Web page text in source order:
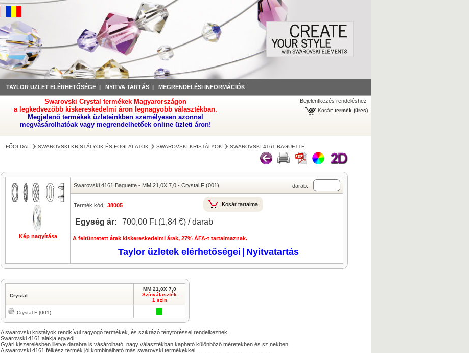
TAYLOR ÜZLET ELÉRHETŐSÉGE | NYITVA TARTÁS | MEGRENDELÉSI INFORMÁCIÓK
Swarovski Crystal termékek Magyarországon
a legkedvezőbb kiskereskedelmi áron legnagyobb választékban.
Megjelenő termékek üzleteinkben személyesen azonnal
megvásárolhatóak vagy megrendelhetőek online üzleti áron!
Bejelentkezés rendeléshez
Kosár: termék (üres)
FŐOLDAL SWAROVSKI KRISTÁLYOK ÉS FOGLALATOK SWAROVSKI KRISTÁLYOK SWAROVSKI 4161 BAGUETTE
Kép nagyítása
Swarovski 4161 Baguette - MM 21,0X 7,0 - Crystal F (001) darab:
Termék kód: 38005 Kosár tartalma
Egység ár: 700,00 Ft‎ (1,84 €) / darab
A feltüntetett árak kiskereskedelmi árak, 27% ÁFA-t tartalmaznak.
Taylor üzletek elérhetőségei Nyitvatartás
Crystal
MM 21,0X 7,0
Színválaszték
1 szín
Crystal F (001)
A swarovski kristályok rendkívül ragyogó termékek, és szikrázó fénytöréssel rendelkeznek.
Swarovski 4161 alakja egyedi.
Gyári kiszerelésben illetve darabra is vásárolható, nagy választékban kapható különböző méretekben és színekben.
A swarovski 4161 félkész termék jól kombinálható más swarovski termékekkel.